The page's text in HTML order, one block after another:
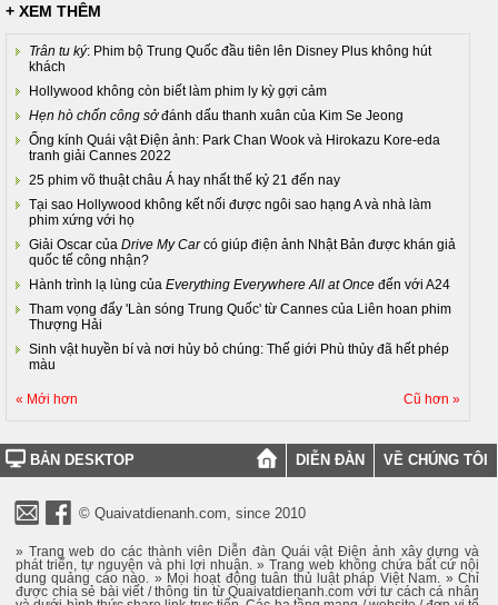
+ XEM THÊM
Trân tu ký: Phim bộ Trung Quốc đầu tiên lên Disney Plus không hút
khách
Hollywood không còn biết làm phim ly kỳ gợi cảm
Hẹn hò chốn công sởđánh dấu thanh xuân của Kim Se Jeong
Ống kính Quái vật Điện ảnh: Park Chan Wook và Hirokazu Kore-eda
tranh giải Cannes 2022
25 phim võ thuật châu Á hay nhất thế kỷ 21 đến nay
Tại sao Hollywood không kết nối được ngôi sao hạng A và nhà làm
phim xứng với họ
Giải Oscar của Drive My Carcó giúp điện ảnh Nhật Bản được khán giả
quốc tế công nhận?
Hành trình lạ lùng của Everything Everywhere All at Once đến với A24
Tham vọng đẩy 'Làn sóng Trung Quốc' từ Cannes của Liên hoan phim
Thượng Hải
Sinh vật huyền bí và nơi hủy bỏ chúng: Thế giới Phù thủy đã hết phép
màu
« Mới hơn Cũ hơn »
BẢN DESKTOP DIỄN ĐÀN VỀ CHÚNG TÔI
© Quaivatdienanh.com, since 2010
» Trang web do các thành viên Diễn đàn Quái vật Điện ảnh xây dựng và
phát triển, tự nguyện và phi lợi nhuận. » Trang web không chứa bất cứ nội
dung quảng cáo nào. » Mọi hoạt động tuân thủ luật pháp Việt Nam. » Chỉ
được chia sẻ bài viết / thông tin từ Quaivatdienanh.com với tư cách cá nhân